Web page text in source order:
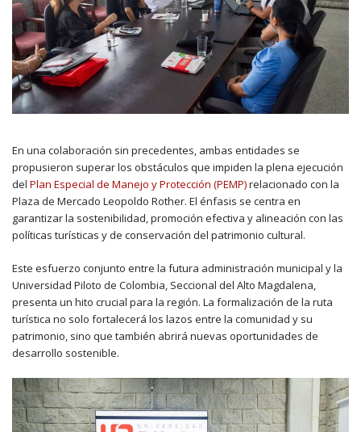
En una colaboración sin precedentes, ambas entidades se
propusieron superar los obstáculos que impiden la plena ejecución
del Plan Especial de Manejo y Protección (PEMP)relacionado con la
Plaza de Mercado Leopoldo Rother. El énfasis se centra en
garantizar la sostenibilidad, promoción efectiva y alineación con las
políticas turísticas y de conservación del patrimonio cultural.
Este esfuerzo conjunto entre la futura administración municipal y la
Universidad Piloto de Colombia, Seccional del Alto Magdalena,
presenta un hito crucial para la región. La formalización de la ruta
turística no solo fortalecerá los lazos entre la comunidad y su
patrimonio, sino que también abrirá nuevas oportunidades de
desarrollo sostenible.